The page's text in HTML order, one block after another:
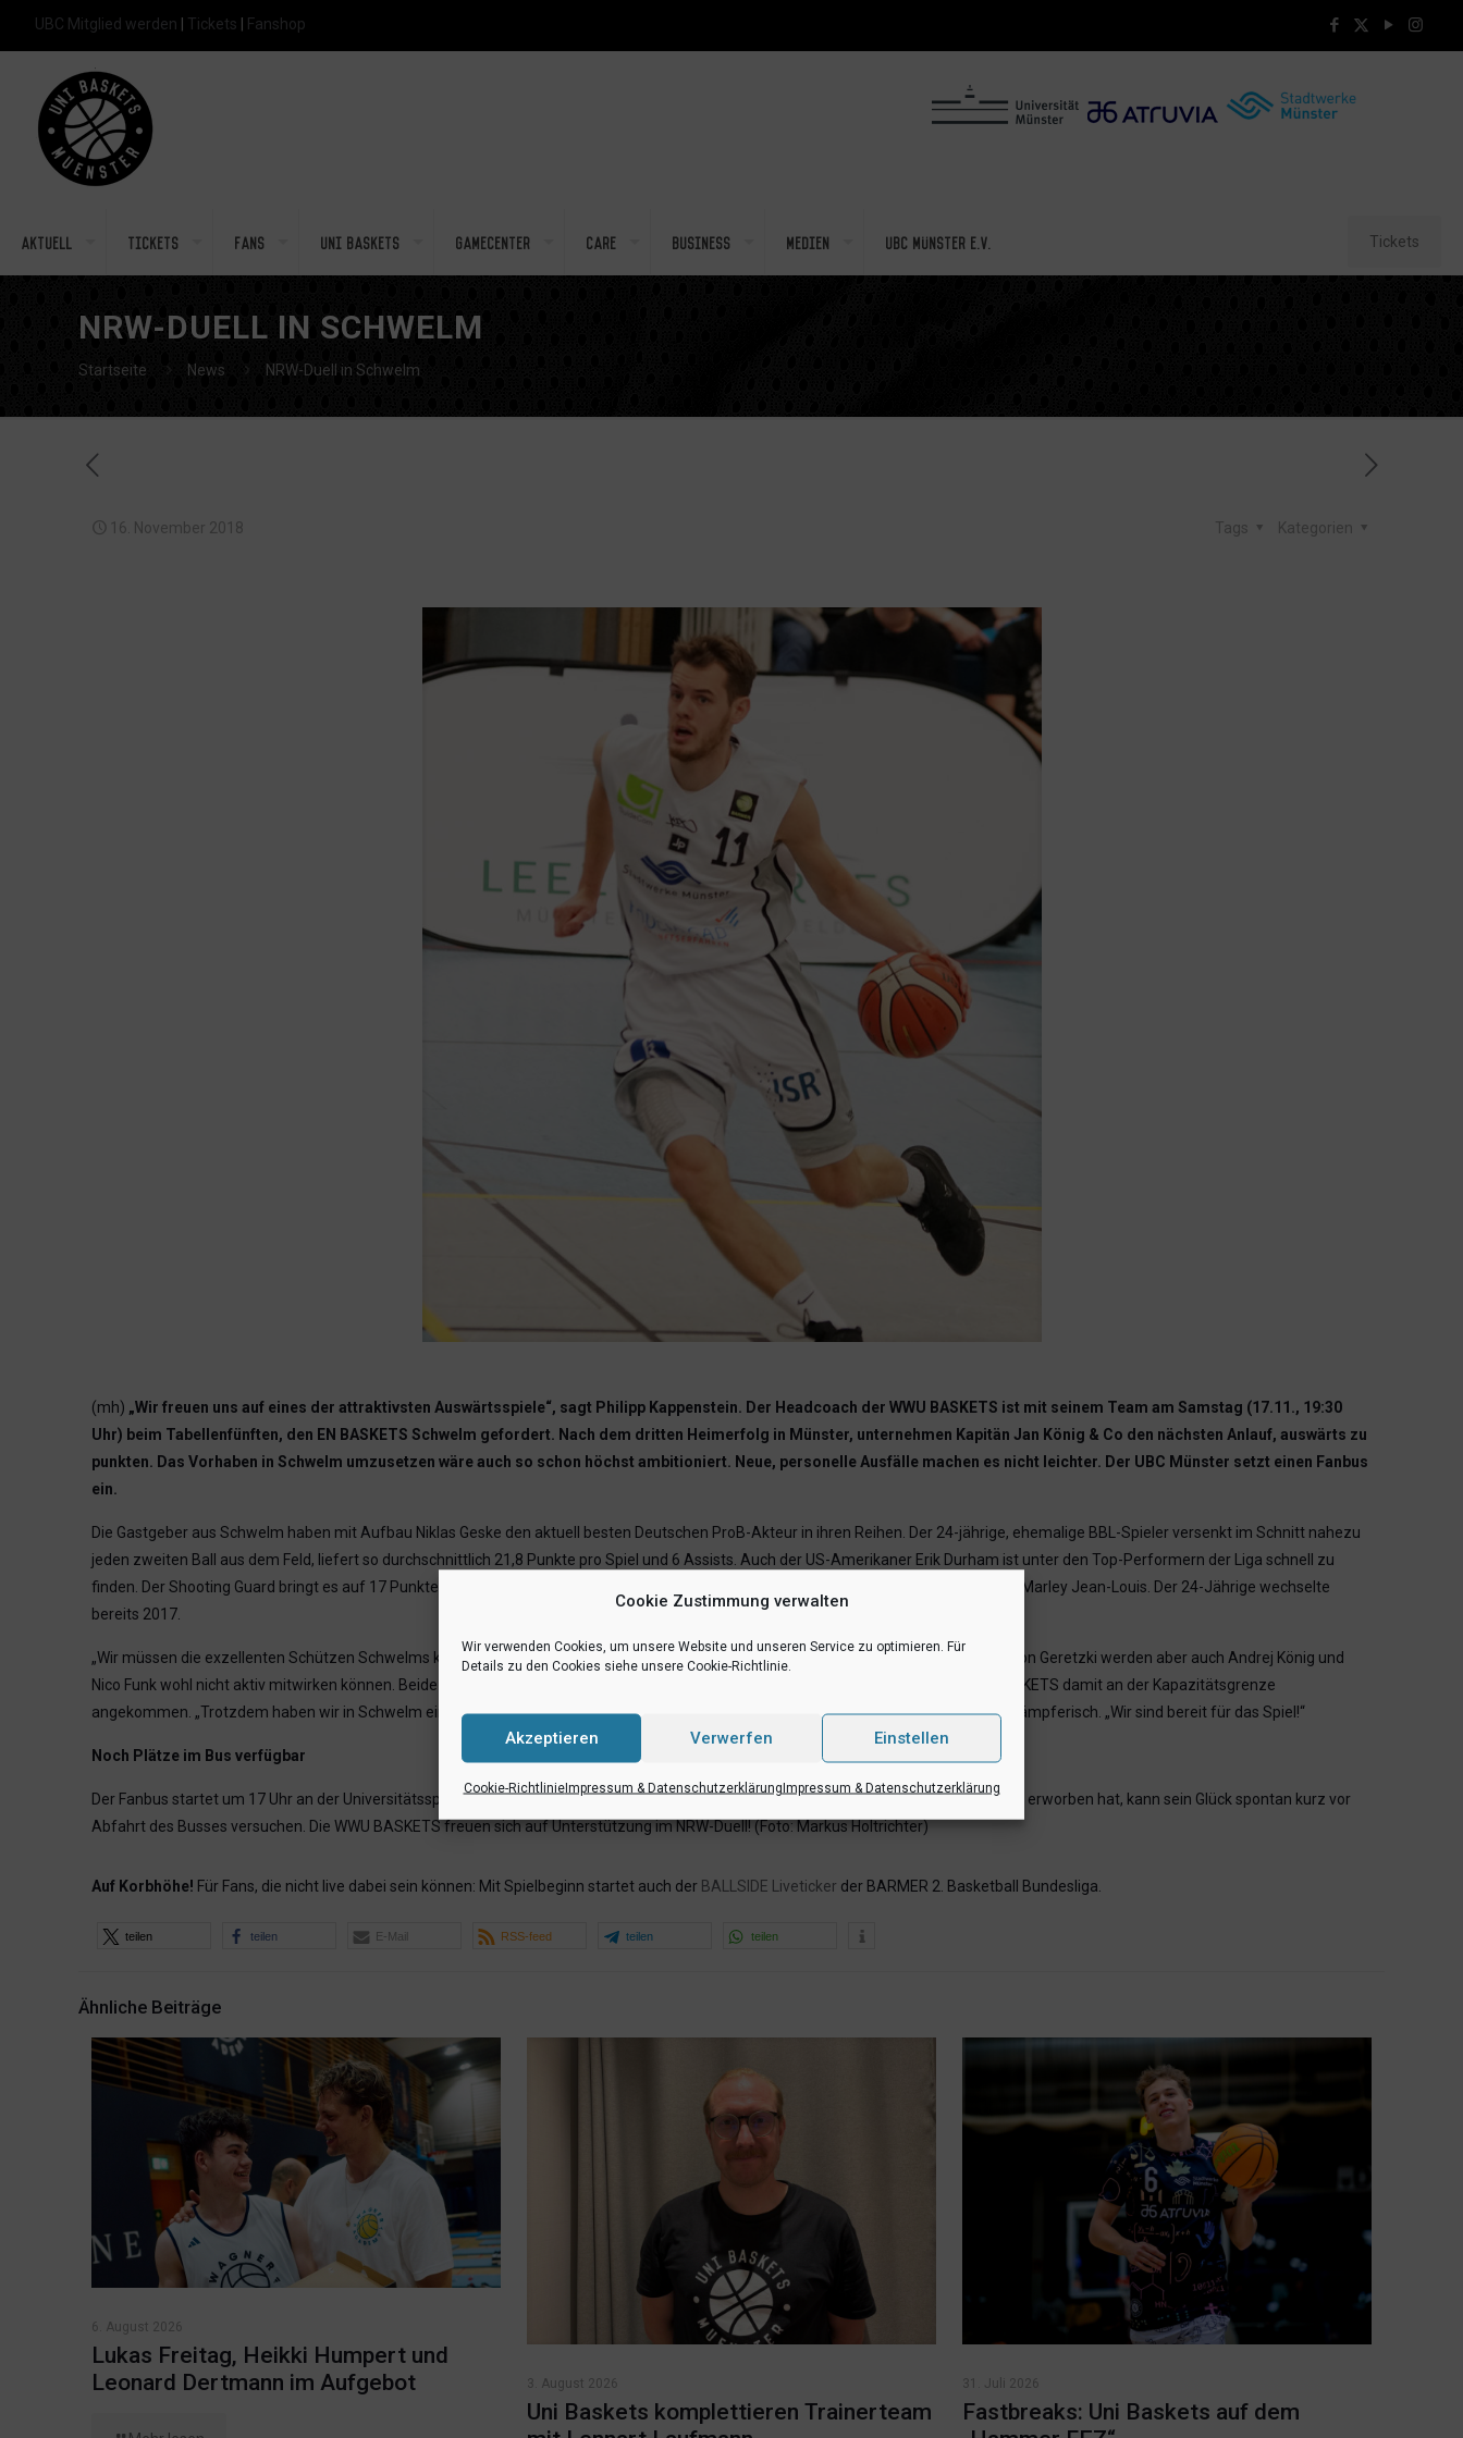
Cookie Zustimmung verwalten
Wir verwenden Cookies, um unsere Website und unseren Service zu optimieren. Für
Details zu den Cookies siehe unsere Cookie-Richtlinie.
Akzeptieren Verwerfen Einstellen
Cookie-RichtlinieImpressum & DatenschutzerklärungImpressum & Datenschutzerklärung
UBC Mitglied werden Tickets Fanshop
Aktuell Tickets Fans Uni Baskets Gamecenter Care Business Medien UBC Münster e.V. Tickets
NRW-DUELL IN SCHWELM
Startseite News NRW-Duell in Schwelm
16. November 2018 Kategorien
Tags
(mh) „Wir freuen uns auf eines der attraktivsten Auswärtsspiele“, sagt Philipp Kappenstein. Der Headcoach der WWU BASKETS ist mit seinem Team am Samstag (17.11., 19:30
Uhr) beim Tabellenfünften, den EN BASKETS Schwelm gefordert. Nach dem dritten Heimerfolg in Münster, unternehmen Kapitän Jan König & Co den nächsten Anlauf, auswärts zu
punkten. Das Vorhaben in Schwelm umzusetzen wäre auch so schon höchst ambitioniert. Neue, personelle Ausfälle machen es nicht leichter. Der UBC Münster setzt einen Fanbus
ein.
Die Gastgeber aus Schwelm haben mit Aufbau Niklas Geske den aktuell besten Deutschen ProB-Akteur in ihren Reihen. Der 24-jährige, ehemalige BBL-Spieler versenkt im Schnitt nahezu
jeden zweiten Ball aus dem Feld, liefert so durchschnittlich 21,8 Punkte pro Spiel und 6 Assists. Auch der US-Amerikaner Erik Durham ist unter den Top-Performern der Liga schnell zu
finden. Der Shooting Guard bringt es auf 17 Punkte pro Spiel. Der dritte „Scharfschütze“ im Team von Falk Möller ist der Ex-Münsteraner Marley Jean-Louis. Der 24-Jährige wechselte
bereits 2017.
„Wir müssen die exzellenten Schützen Schwelms kontrollieren“, fordert Philipp Kappenstein von seinem Team. Neben Kai Hänig und Anton Geretzki werden aber auch Andrej König und
Nico Funk wohl nicht aktiv mitwirken können. Beide mussten schon unter der Woche im Training passen. Kappenstein sieht die WWU BASKETS damit an der Kapazitätsgrenze
angekommen. „Trotzdem haben wir in Schwelm eine Chance und werden das Bestmögliche rausholen“, gibt sich der 39-jährige Lehrer kämpferisch. „Wir sind bereit für das Spiel!“
Noch Plätze im Bus verfügbar
Der Fanbus startet um 17 Uhr an der Universitätssporthalle am Horstmarer Landweg. Wer noch mitfahren möchte und kein Online-Ticket erworben hat, kann sein Glück spontan kurz vor
Abfahrt des Busses versuchen. Die WWU BASKETS freuen sich auf Unterstützung im NRW-Duell! (Foto: Markus Holtrichter)
Auf Korbhöhe! Für Fans, die nicht live dabei sein können: Mit Spielbeginn startet auch der BALLSIDE Liveticker der BARMER 2. Basketball Bundesliga.
teilen teilen E-Mail RSS-feed teilen teilen
Ähnliche Beiträge
6. August 2026
Lukas Freitag, Heikki Humpert und
Leonard Dertmann im Aufgebot
3. August 2026
Uni Baskets komplettieren Trainerteam
31. Juli 2026
Fastbreaks: Uni Baskets auf dem